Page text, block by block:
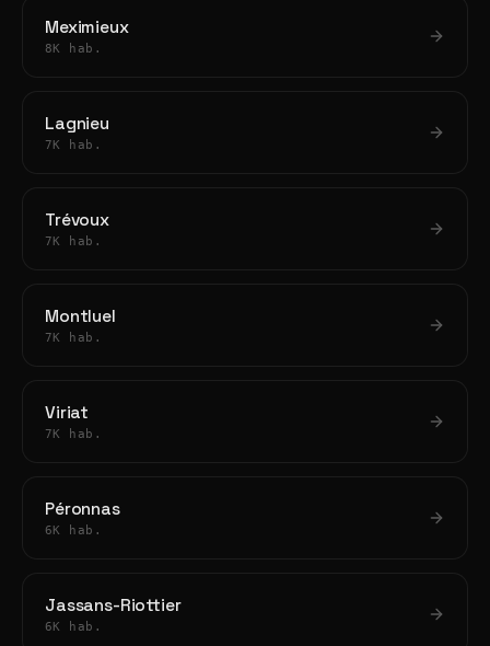
Meximieux
8K hab.
Lagnieu
7K hab.
Trévoux
7K hab.
Montluel
7K hab.
Viriat
7K hab.
Péronnas
6K hab.
Jassans-Riottier
6K hab.